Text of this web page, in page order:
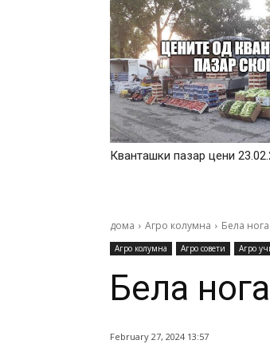
Кванташки пазар цени